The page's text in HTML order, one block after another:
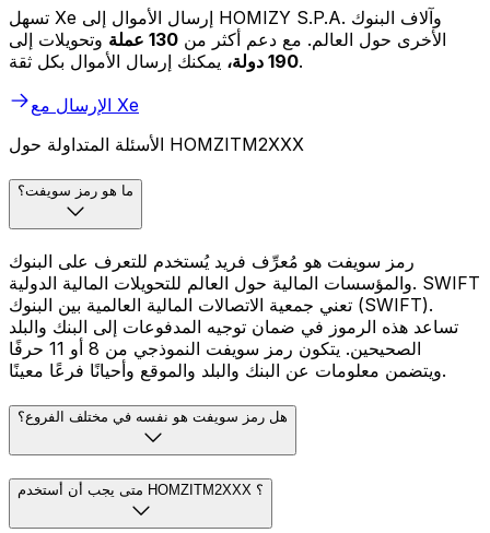
تسهل Xe إرسال الأموال إلى HOMIZY S.P.A. وآلاف البنوك
الأخرى حول العالم. مع دعم أكثر من 130 عملة
وتحويلات إلى
190 دولة،يمكنك إرسال الأموال بكل ثقة.
الإرسال مع Xe
الأسئلة المتداولة حول HOMZITM2XXX
ما هو رمز سويفت؟
رمز سويفت هو مُعرِّف فريد يُستخدم للتعرف على البنوك
والمؤسسات المالية حول العالم للتحويلات المالية الدولية. SWIFT
تعني جمعية الاتصالات المالية العالمية بين البنوك (SWIFT).
تساعد هذه الرموز في ضمان توجيه المدفوعات إلى البنك والبلد
الصحيحين. يتكون رمز سويفت النموذجي من 8 أو 11 حرفًا
ويتضمن معلومات عن البنك والبلد والموقع وأحيانًا فرعًا معينًا.
هل رمز سويفت هو نفسه في مختلف الفروع؟
متى يجب أن أستخدم HOMZITM2XXX ؟